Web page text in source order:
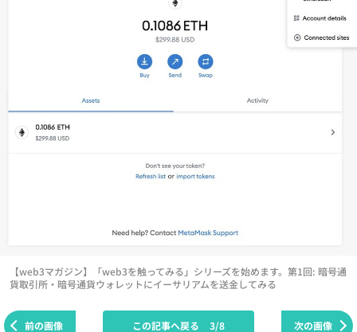
【web3マガジン】「web3を触ってみる」シリーズを始めます。第1回: 暗号通
貨取引所・暗号通貨ウォレットにイーサリアムを送金してみる
前の画像 次の画像
この記事へ戻る 3/8